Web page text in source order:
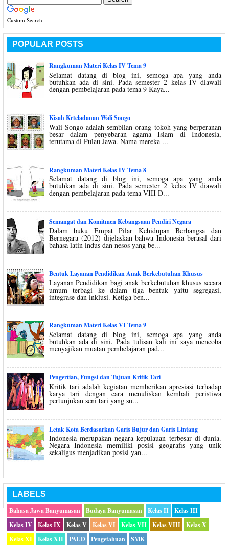
Custom Search
POPULAR POSTS
Rangkuman Materi Kelas IV Tema 9
Selamat datang di blog ini, semoga apa yang anda
butuhkan ada di sini. Pada semester 2 kelas IV diawali
dengan pembelajaran pada tema 9 Kaya...
Kisah Keteladanan Wali Songo
Wali Songo adalah sembilan orang tokoh yang berperanan
besar dalam penyebaran agama Islam di Indonesia,
terutama di Pulau Jawa. Nama mereka ...
Rangkuman Materi Kelas IV Tema 8
Selamat datang di blog ini, semoga apa yang anda
butuhkan ada di sini. Pada semester 2 kelas IV diawali
dengan pembelajaran pada tema VIII D...
Semangat dan Komitmen Kebangsaan Pendiri Negara
Dalam buku Empat Pilar Kehidupan Berbangsa dan
Bernegara (2012) dijelaskan bahwa Indonesia berasal dari
bahasa latin indus dan nesos yang be...
Bentuk Layanan Pendidikan Anak Berkebutuhan Khusus
Layanan Pendidikan bagi anak berkebutuhan khusus secara
umum terbagi ke dalam tiga bentuk yaitu segregasi,
integrase dan inklusi. Ketiga ben...
Rangkuman Materi Kelas VI Tema 9
Selamat datang di blog ini, semoga apa yang anda
butuhkan ada di sini. Pada tulisan kali ini saya mencoba
menyajikan muatan pembelajaran pad...
Pengertian, Fungsi dan Tujuan Kritik Tari
Kritik tari adalah kegiatan memberikan apresiasi terhadap
karya tari dengan cara menuliskan kembali peristiwa
pertunjukan seni tari yang su...
Letak Kota Berdasarkan Garis Bujur dan Garis Lintang
Indonesia merupakan negara kepulauan terbesar di dunia.
Negara Indonesia memiliki posisi geografis yang unik
sekaligus menjadikan posisi yan...
LABELS
Bahasa Jawa Banyumasan
Budaya Banyumasan Kelas II
Kelas III
Kelas IV
Kelas IX Kelas V Kelas VI Kelas VII Kelas VIII
Kelas X
Kelas XI
Kelas XII PAUD Pengetahuan SMK